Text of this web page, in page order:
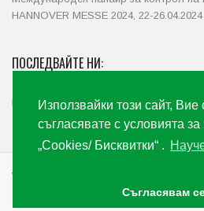
Използвайки този сайт, Вие
съгласявате с условията
„Cookies/ Бисквитки“ .
Съгласявам
HANNOVER MESSE 2024, 22-26.04.2024
ПОСЛЕДВАЙТЕ НИ:
Web development by Code+Marketing